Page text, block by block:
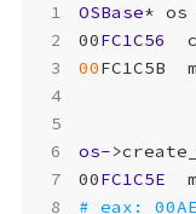
OSBase* os
00FC1C56
00FC1C5B
os->
00FC1C5E